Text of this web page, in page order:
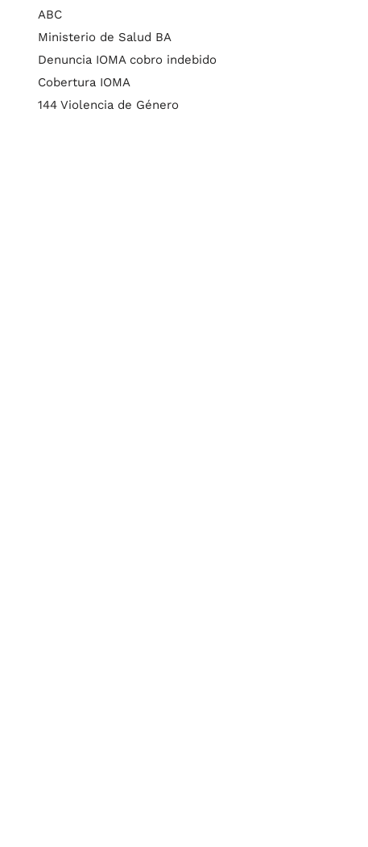
ABC
Ministerio de Salud BA
Denuncia IOMA cobro indebido
Cobertura IOMA
144 Violencia de Género